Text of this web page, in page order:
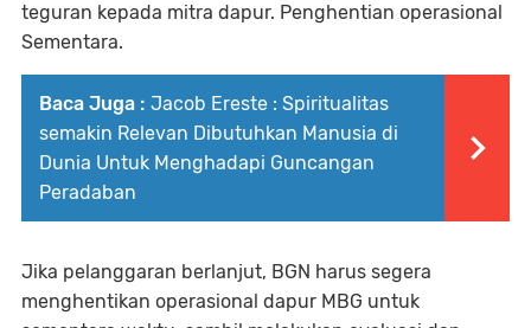
teguran kepada mitra dapur. Penghentian operasional
Sementara.
Baca Juga : Jacob Ereste : Spiritualitas
semakin Relevan Dibutuhkan Manusia di
Dunia Untuk Menghadapi Guncangan
Peradaban
Jika pelanggaran berlanjut, BGN harus segera
menghentikan operasional dapur MBG untuk